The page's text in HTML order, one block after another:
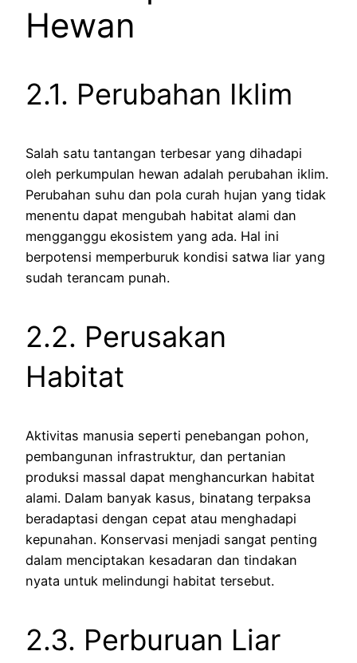
Hewan
2.1. Perubahan Iklim
Salah satu tantangan terbesar yang dihadapi
oleh perkumpulan hewan adalah perubahan iklim.
Perubahan suhu dan pola curah hujan yang tidak
menentu dapat mengubah habitat alami dan
mengganggu ekosistem yang ada. Hal ini
berpotensi memperburuk kondisi satwa liar yang
sudah terancam punah.
2.2. Perusakan
Habitat
Aktivitas manusia seperti penebangan pohon,
pembangunan infrastruktur, dan pertanian
produksi massal dapat menghancurkan habitat
alami. Dalam banyak kasus, binatang terpaksa
beradaptasi dengan cepat atau menghadapi
kepunahan. Konservasi menjadi sangat penting
dalam menciptakan kesadaran dan tindakan
nyata untuk melindungi habitat tersebut.
2.3. Perburuan Liar